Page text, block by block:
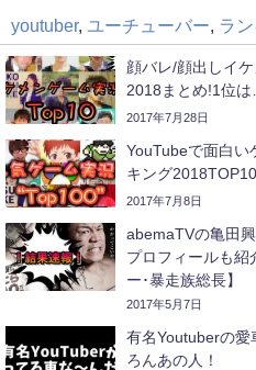
youtuber, ユーチューバー, ラ
顔バレ/顔出しイ
2018まとめ!1位は
2017年7月28日
YouTubeで面白い
キング
2017年7月8日
abemaTVの亀田
プロフィールも紹
ー･暴走族総長】
2017年5月7日
有名Youtuberの愛
ろんあの人！